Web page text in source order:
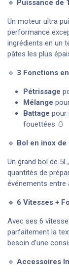
🔹 Puissance de
Un moteur ultra
performance
ingrédients en un
pâtes les plus
🔹 3 Fonctions
Pétrissage
Mélange
Battage pour
fouettées 🥚
🔹 Bol en inox de
Un grand bol de
quantités de
événements entre
🔹 6 Vitesses +
Avec ses 6
parfaitement la
besoin d’une
🔹 Accessoires